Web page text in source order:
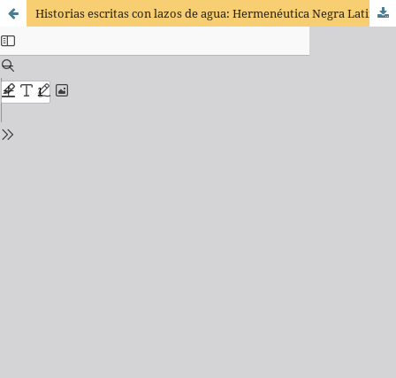
Historias escritas con lazos de agua: Hermenéutica Negra Latinoamericana